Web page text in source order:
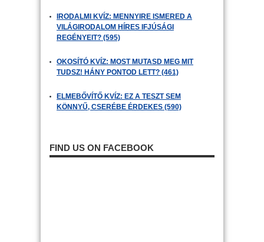
IRODALMI KVÍZ: MENNYIRE ISMERED A
VILÁGIRODALOM HÍRES IFJÚSÁGI
REGÉNYEIT? (595)
OKOSÍTÓ KVÍZ: MOST MUTASD MEG MIT
TUDSZ! HÁNY PONTOD LETT? (461)
ELMEBŐVÍTŐ KVÍZ: EZ A TESZT SEM
KÖNNYŰ, CSERÉBE ÉRDEKES (590)
FIND US ON FACEBOOK